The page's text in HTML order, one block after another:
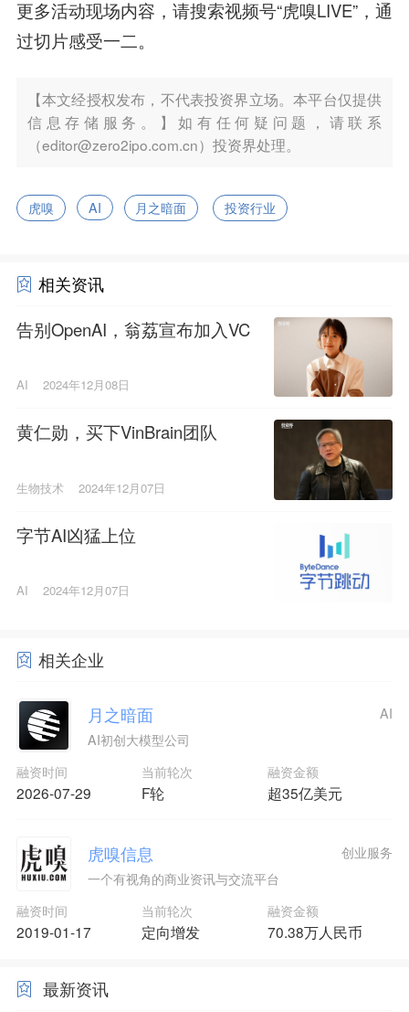
更多活动现场内容，请搜索视频号“虎嗅LIVE”，通
过切片感受一二。
【本文经授权发布，不代表投资界立场。本平台仅提供
信息存储服务。】如有任何疑问题，请联系
（editor@zero2ipo.com.cn）投资界处理。
虎嗅 AI 月之暗面 投资行业
相关资讯
告别OpenAI，翁荔宣布加入VC
AI 2024年12月08日
黄仁勋，买下VinBrain团队
生物技术 2024年12月07日
字节AI凶猛上位
AI 2024年12月07日
相关企业
月之暗面
AI初创大模型公司
AI
融资时间
2026-07-29
当前轮次
F轮
融资金额
超35亿美元
虎嗅信息
一个有视角的商业资讯与交流平台
创业服务
融资时间
2019-01-17
当前轮次
定向增发
融资金额
70.38万人民币
最新资讯